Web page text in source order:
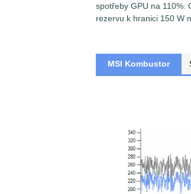
Voltage/
uvedeno jinak, pak
(sampling) a za
Zjednodušeně
napětí/proudu/
spotřeby GPU na 110%.
rezervu k hranici 150 W
MSI Kombustor